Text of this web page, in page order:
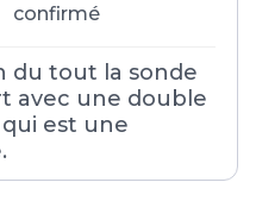
confirmé
du tout la sonde
avec une double
est une